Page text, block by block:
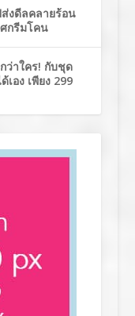
งดีลคลายร้อน
กรีมโคน
ว่าใคร! กับชุด
เอง เพียง 299